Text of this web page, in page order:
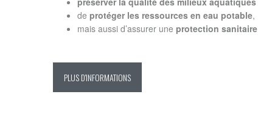
de protéger les ressources en eau potable,
mais aussi d’assurer une protection sanitaire
PLUS D'INFORMATIONS